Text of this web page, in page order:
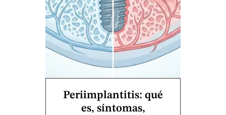
Periimplantitis: qué
es, síntomas,